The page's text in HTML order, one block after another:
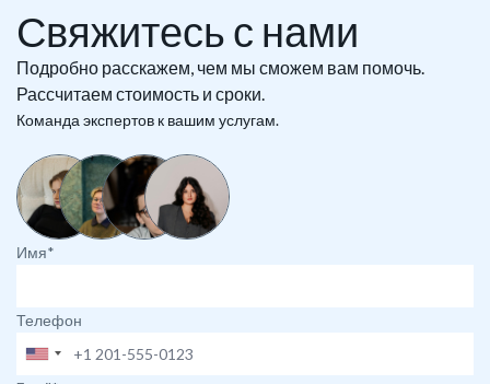
Свяжитесь с нами
Подробно расскажем, чем мы сможем вам помочь.
Рассчитаем стоимость и сроки.
Команда экспертов к вашим услугам.
Имя*
Телефон